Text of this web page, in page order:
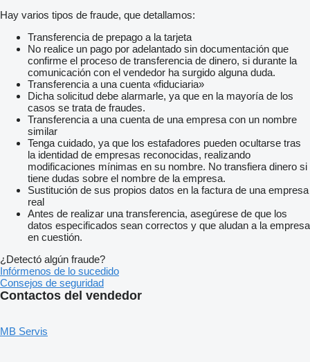
Hay varios tipos de fraude, que detallamos:
Transferencia de prepago a la tarjeta
No realice un pago por adelantado sin documentación que
confirme el proceso de transferencia de dinero, si durante la
comunicación con el vendedor ha surgido alguna duda.
Transferencia a una cuenta «fiduciaria»
Dicha solicitud debe alarmarle, ya que en la mayoría de los
casos se trata de fraudes.
Transferencia a una cuenta de una empresa con un nombre
similar
Tenga cuidado, ya que los estafadores pueden ocultarse tras
la identidad de empresas reconocidas, realizando
modificaciones mínimas en su nombre. No transfiera dinero si
tiene dudas sobre el nombre de la empresa.
Sustitución de sus propios datos en la factura de una empresa
real
Antes de realizar una transferencia, asegúrese de que los
datos especificados sean correctos y que aludan a la empresa
en cuestión.
¿Detectó algún fraude?
Infórmenos de lo sucedido
Consejos de seguridad
Contactos del vendedor
MB Servis